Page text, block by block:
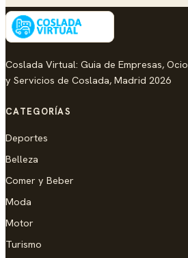
Coslada Virtual: Guia de Empresas, Ocio
y Servicios de Coslada, Madrid 2026
CATEGORÍAS
Deportes
Belleza
Comer y Beber
Moda
Motor
Turismo